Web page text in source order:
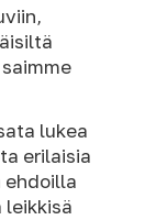
lukea
erilaisia
ehdoilla
leikkisä